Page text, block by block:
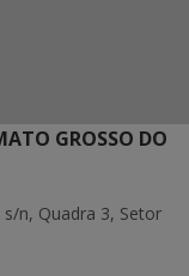
GROSSO DO
n, Quadra 3, Setor